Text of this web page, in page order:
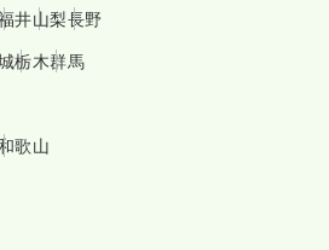
井山梨長野
栃木群馬
歌山